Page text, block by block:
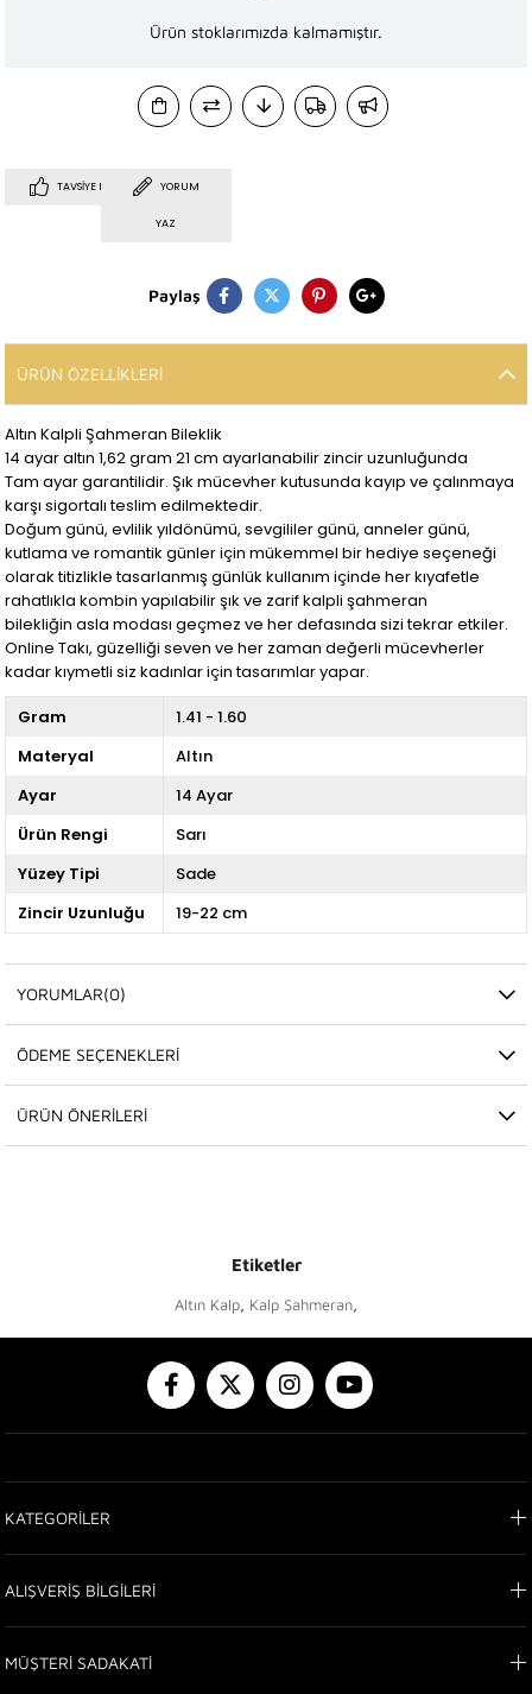
Ürün stoklarımızda kalmamıştır.
TAVSIYE ET YORUM
YAZ
Paylaş
ÜRÜN ÖZELLIKLERI
Altın Kalpli Şahmeran Bileklik
14 ayar altın 1,62 gram 21 cm ayarlanabilir zincir uzunluğunda
Tam ayar garantilidir. Şık mücevher kutusunda kayıp ve çalınmaya
karşı sigortalı teslim edilmektedir.
Doğum günü, evlilik yıldönümü, sevgililer günü, anneler günü,
kutlama ve romantik günler için mükemmel bir hediye seçeneği
olarak titizlikle tasarlanmış günlük kullanım içinde her kıyafetle
rahatlıkla kombin yapılabilir şık ve zarif kalpli şahmeran
bilekliğin asla modası geçmez ve her defasında sizi tekrar etkiler.
Online Takı, güzelliği seven ve her zaman değerli mücevherler
kadar kıymetli siz kadınlar için tasarımlar yapar.
Gram
1.41 - 1.60
Materyal
Altın
Ayar
14 Ayar
Ürün Rengi
Sarı
Yüzey Tipi
Sade
Zincir Uzunluğu
19-22 cm
YORUMLAR(0)
ÖDEME SEÇENEKLERI
ÜRÜN ÖNERILERI
Etiketler
Altın Kalp Kalp Şahmeran
KATEGORİLER
ALIŞVERİŞ BİLGİLERİ
MÜŞTERİ SADAKATİ